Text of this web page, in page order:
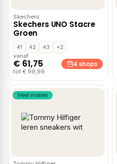
Skechers
Skechers UNO Stacre
Groen
41 42 43
+2
vanaf
€ 61,75
tot € 99,99
4 shops
Veel maten